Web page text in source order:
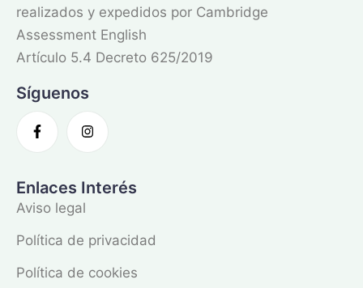
realizados y expedidos por Cambridge
Assessment English
Artículo 5.4 Decreto 625/2019
Síguenos
Enlaces Interés
Aviso legal
Política de privacidad
Política de cookies